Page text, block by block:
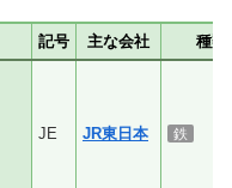
記号 主な会社 種類
JE JR東日本 鉄